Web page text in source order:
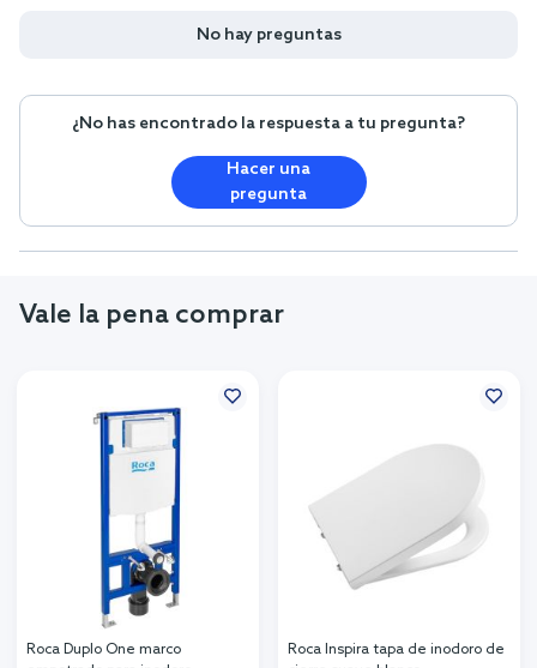
No hay preguntas
¿No has encontrado la respuesta a tu pregunta?
Hacer una
pregunta
Vale la pena comprar
Roca Duplo One marco
Roca Inspira tapa de inodoro de